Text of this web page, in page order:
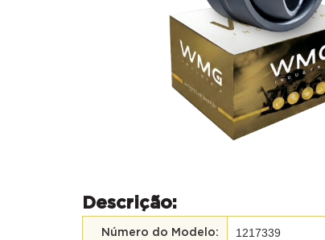
Descrição:
Número do Modelo: 1217339